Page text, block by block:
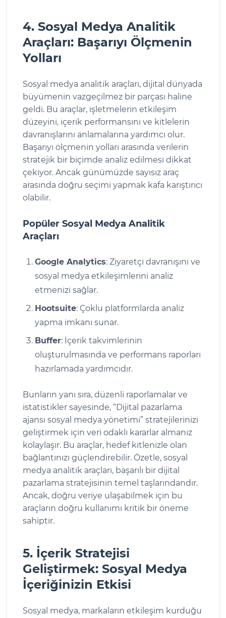
4. Sosyal Medya Analitik
Araçları: Başarıyı Ölçmenin
Yolları
Sosyal medya analitik araçları, dijital dünyada
büyümenin vazgeçilmez bir parçası haline
geldi. Bu araçlar, işletmelerin etkileşim
düzeyini, içerik performansını ve kitlelerin
davranışlarını anlamalarına yardımcı olur.
Başarıyı ölçmenin yolları arasında verilerin
stratejik bir biçimde analiz edilmesi dikkat
çekiyor. Ancak günümüzde sayısız araç
arasında doğru seçimi yapmak kafa karıştırıcı
olabilir.
Popüler Sosyal Medya Analitik
Araçları
Google Analytics: Ziyaretçi davranışını ve
sosyal medya etkileşimlerini analiz
etmenizi sağlar.
Hootsuite: Çoklu platformlarda analiz
yapma imkanı sunar.
Buffer: İçerik takvimlerinin
oluşturulmasında ve performans raporları
hazırlamada yardımcıdır.
Bunların yanı sıra, düzenli raporlamalar ve
istatistikler sayesinde, “Dijital pazarlama
ajansı sosyal medya yönetimi” stratejilerinizi
geliştirmek için veri odaklı kararlar almanız
kolaylaşır. Bu araçlar, hedef kitlenizle olan
bağlantınızı güçlendirebilir. Özetle, sosyal
medya analitik araçları, başarılı bir dijital
pazarlama stratejisinin temel taşlarındandır.
Ancak, doğru veriye ulaşabilmek için bu
araçların doğru kullanımı kritik bir öneme
sahiptir.
5. İçerik Stratejisi
Geliştirmek: Sosyal Medya
İçeriğinizin Etkisi
Sosyal medya, markaların etkileşim kurduğu